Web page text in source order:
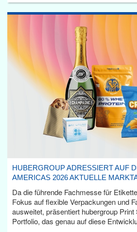
HUBERGROUP ADRESSIERT AUF
AMERICAS 2026 AKTUELLE
Da die führende Fachmesse für
Fokus auf flexible Verpackungen und
ausweitet, präsentiert hubergroup Print
Portfolio, das genau auf diese